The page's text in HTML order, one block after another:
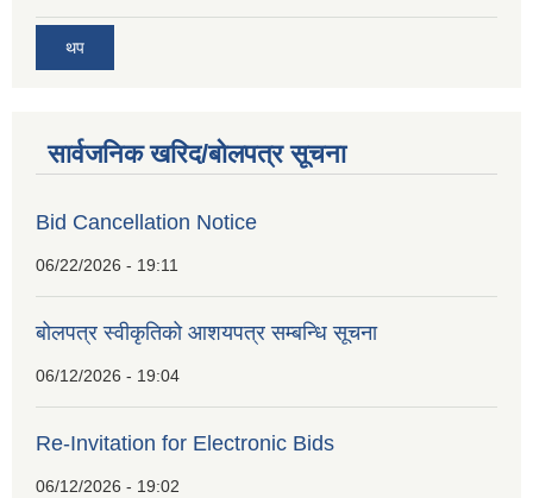
थप
सार्वजनिक खरिद/बोलपत्र सूचना
Bid Cancellation Notice
06/22/2026 - 19:11
बोलपत्र स्वीकृतिको आशयपत्र सम्बन्धि सूचना
06/12/2026 - 19:04
Re-Invitation for Electronic Bids
06/12/2026 - 19:02